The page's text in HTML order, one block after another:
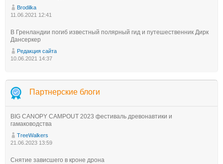
Brodilka
11.06.2021 12:41
В Гренландии погиб известный полярный гид и путешественник Дирк
Дансеркер
Редакция сайта
10.06.2021 14:37
Партнерские блоги
BIG CANOPY CAMPOUT 2023 фестиваль древонавтики и
гамаководства
TreeWalkers
21.06.2023 13:59
Снятие зависшего в кроне дрона